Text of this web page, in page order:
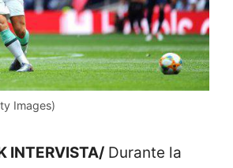
Images)
INTERVISTA/ Durante la